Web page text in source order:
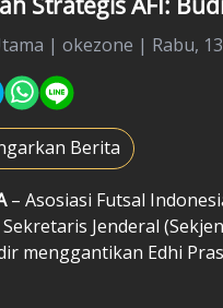
| okezone | Rabu,
Berita
– Asosiasi Futsal
Jenderal
menggantikan Edhi